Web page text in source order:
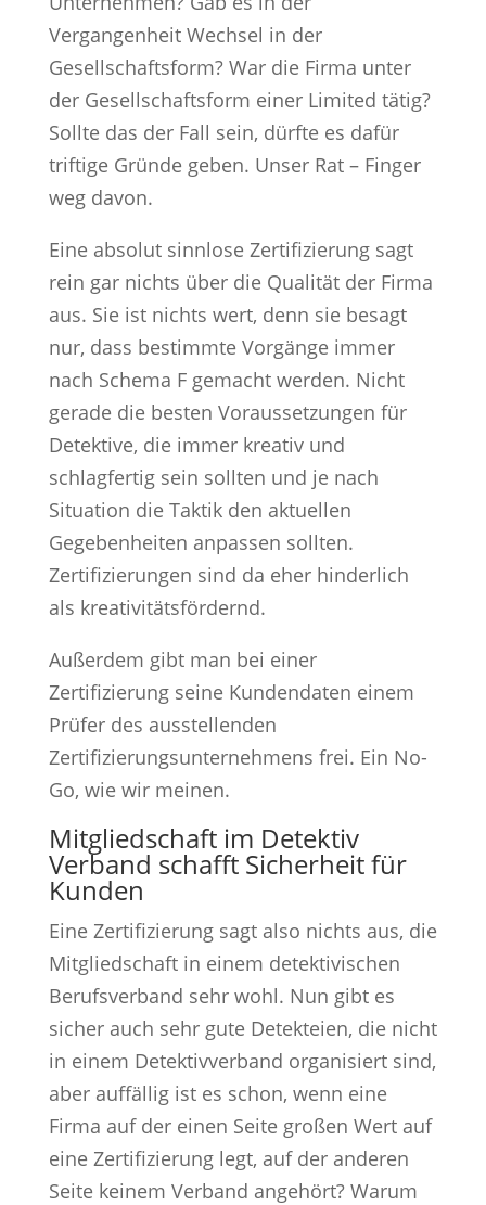
Vergangenheit Wechsel in der
Gesellschaftsform? War die Firma unter
der Gesellschaftsform einer Limited tätig?
Sollte das der Fall sein, dürfte es dafür
triftige Gründe geben. Unser Rat – Finger
weg davon.
Eine absolut sinnlose Zertifizierung sagt
rein gar nichts über die Qualität der Firma
aus. Sie ist nichts wert, denn sie besagt
nur, dass bestimmte Vorgänge immer
nach Schema F gemacht werden. Nicht
gerade die besten Voraussetzungen für
Detektive, die immer kreativ und
schlagfertig sein sollten und je nach
Situation die Taktik den aktuellen
Gegebenheiten anpassen sollten.
Zertifizierungen sind da eher hinderlich
als kreativitätsfördernd.
Außerdem gibt man bei einer
Zertifizierung seine Kundendaten einem
Prüfer des ausstellenden
Zertifizierungsunternehmens frei. Ein No-
Go, wie wir meinen.
Mitgliedschaft im Detektiv
Verband schafft Sicherheit für
Kunden
Eine Zertifizierung sagt also nichts aus, die
Mitgliedschaft in einem detektivischen
Berufsverband sehr wohl. Nun gibt es
sicher auch sehr gute Detekteien, die nicht
in einem Detektivverband organisiert sind,
aber auffällig ist es schon, wenn eine
Firma auf der einen Seite großen Wert auf
eine Zertifizierung legt, auf der anderen
Seite keinem Verband angehört? Warum